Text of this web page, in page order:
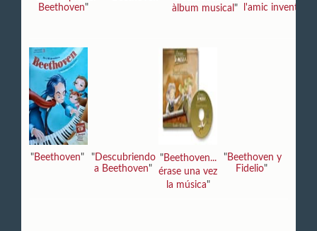
Beethoven"
àlbum musical "
l'amic inventor
"Beethoven" "Descubriendo
a Beethoven"
"Beethoven...
érase una vez
la música"
"Beethoven y
Fidelio"